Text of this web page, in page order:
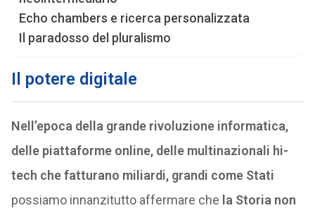
Echo chambers e ricerca personalizzata
Il paradosso del pluralismo
Il potere digitale
Nell’epoca della grande rivoluzione informatica,
delle piattaforme online, delle multinazionali hi-
tech che fatturano miliardi, grandi come Stati
possiamo innanzitutto affermare che la Storia non